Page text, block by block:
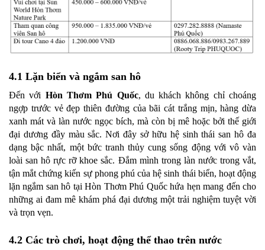
4.1 Lặn biển và ngắm san hô
Đến với Hòn Thơm Phú Quốc, du khách không chỉ choáng
ngợp trước vẻ đẹp thiên đường của bãi cát trắng mịn, hàng dừa
xanh mát và làn nước ngọc bích, mà còn bị mê hoặc bởi thế giới
đại dương đầy màu sắc. Nơi đây sở hữu hệ sinh thái san hô đa
dạng bậc nhất, một bức tranh thủy cung sống động với vô vàn
loài san hô rực rỡ khoe sắc. Đắm mình trong làn nước trong vắt,
tận mắt chứng kiến sự phong phú của hệ sinh thái biển, hoạt động
lặn ngắm san hô tại Hòn Thơm Phú Quốc hứa hẹn mang đến cho
những ai đam mê khám phá đại dương một trải nghiệm tuyệt vời
và trọn vẹn.
4.2 Các trò chơi, hoạt động thể thao trên nước